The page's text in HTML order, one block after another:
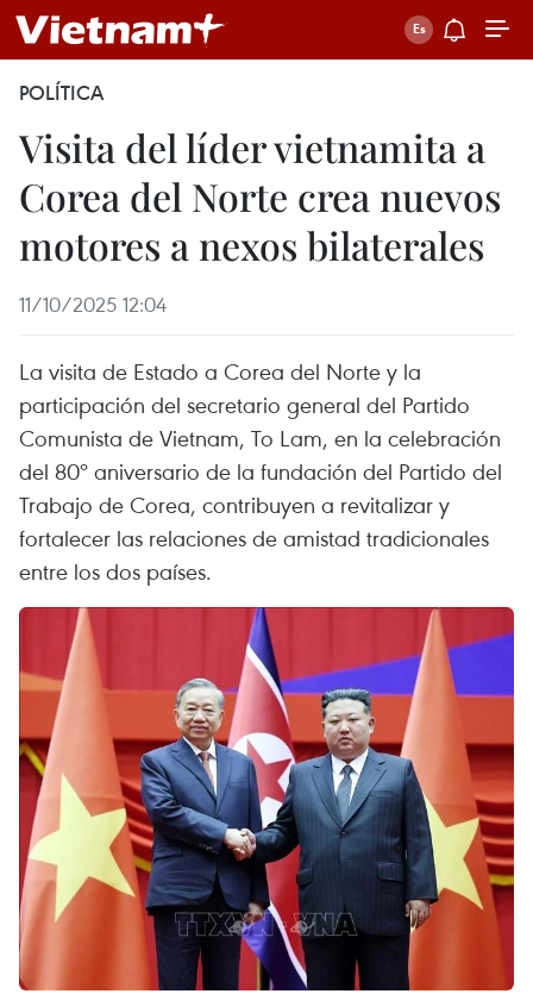
POLÍTICA
Visita del líder vietnamita a
Corea del Norte crea nuevos
motores a nexos bilaterales
11/10/2025 12:04
La visita de Estado a Corea del Norte y la
participación del secretario general del Partido
Comunista de Vietnam, To Lam, en la celebración
del 80º aniversario de la fundación del Partido del
Trabajo de Corea, contribuyen a revitalizar y
fortalecer las relaciones de amistad tradicionales
entre los dos países.